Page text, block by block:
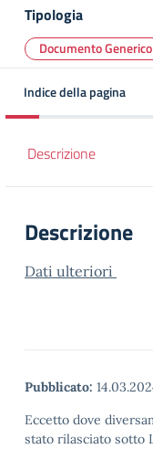
Tipologia
Documento Generico
Indice della pagina
Descrizione
Descrizione
Dati ulteriori
Pubblicato:
Eccetto dove
stato rilasciato sotto